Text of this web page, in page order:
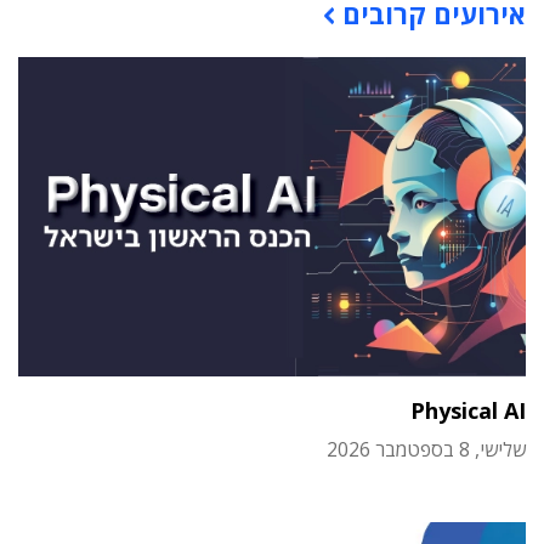
אירועים קרובים
Physical AI
שלישי, 8 בספטמבר 2026